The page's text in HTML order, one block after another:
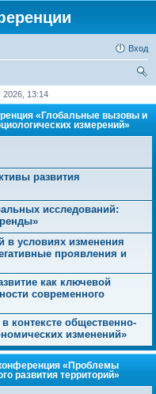
Вход
2026, 13:14
«Глобальные вызовы и
измерений»
развития
исследований:
в условиях изменения
проявления и
как ключевой
современного
контексте общественно-
изменений»
конференция «Проблемы
развития территорий»